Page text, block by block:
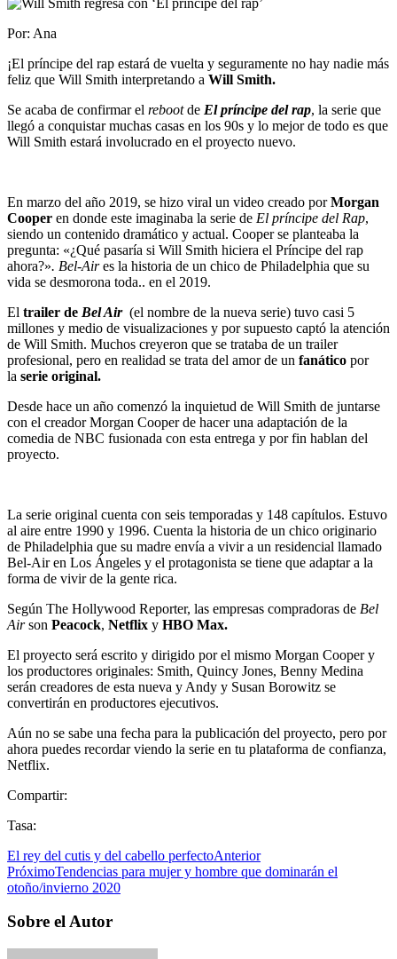
Por: Ana
¡El príncipe del rap estará de vuelta y seguramente no hay nadie más
feliz que Will Smith interpretando a Will Smith.
Se acaba de confirmar el rebootde El príncipe del rap, la serie que
llegó a conquistar muchas casas en los 90s y lo mejor de todo es que
Will Smith estará involucrado en el proyecto nuevo.
En marzo del año 2019, se hizo viral un video creado porMorgan
Cooper en donde este imaginaba la serie de El príncipe del Rap,
siendo un contenido dramático y actual. Cooper se planteaba la
pregunta: «¿Qué pasaría si Will Smith hiciera el Príncipe del rap
ahora?». Bel-Aires la historia de un chico de Philadelphia que su
vida se desmorona toda.. en el 2019.
El trailer de Bel Air (el nombre de la nueva serie) tuvo casi 5
millones y medio de visualizaciones y por supuesto captó la atención
de Will Smith. Muchos creyeron que se trataba de un trailer
profesional, pero en realidad se trata del amor de un fanático por
la serie original.
Desde hace un año comenzó la inquietud de Will Smith de juntarse
con el creador Morgan Cooper de hacer una adaptación de la
comedia de NBC fusionada con esta entrega y por fin hablan del
proyecto.
La serie original cuenta con seis temporadas y 148 capítulos. Estuvo
al aire entre 1990 y 1996. Cuenta la historia de un chico originario
de Philadelphia que su madre envía a vivir a un residencial llamado
Bel-Air en Los Ángeles y el protagonista se tiene que adaptar a la
forma de vivir de la gente rica.
Según The Hollywood Reporter, las empresas compradoras de Bel
Airson Peacock, Netflix y HBO Max.
El proyecto será escrito y dirigido por el mismo Morgan Cooper y
los productores originales: Smith, Quincy Jones, Benny Medina
serán creadores de esta nueva y Andy y Susan Borowitz se
convertirán en productores ejecutivos.
Aún no se sabe una fecha para la publicación del proyecto, pero por
ahora puedes recordar viendo la serie en tu plataforma de confianza,
Netflix.
Compartir:
Tasa:
El rey del cutis y del cabello perfectoAnterior
PróximoTendencias para mujer y hombre que dominarán el
otoño/invierno 2020
Sobre el Autor